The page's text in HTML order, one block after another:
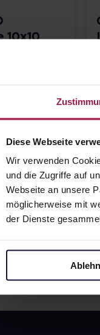
Diese Webseite
Wir verwenden
und die Zugriffe auf
Webseite an unsere
möglicherweise mit
der Dienste
10x10